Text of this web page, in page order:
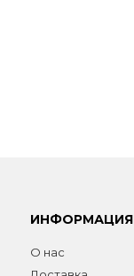
ИНФОРМАЦИЯ
О нас